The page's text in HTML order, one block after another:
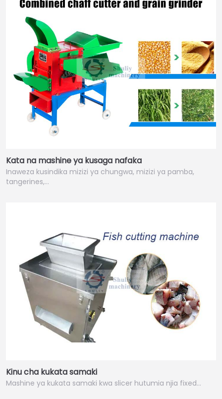
Kata na mashine ya kusaga nafaka
Inaweza kusindika mizizi ya chungwa, mizizi ya pamba,
tangerines,…
Kinu cha kukata samaki
Mashine ya kukata samaki kwa slicer hutumia njia fixed…